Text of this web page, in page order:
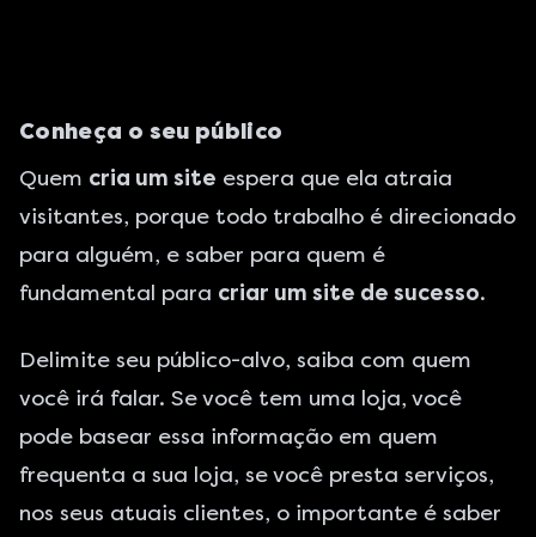
Conheça o seu público
Quem cria um site espera que ela atraia
visitantes, porque todo trabalho é direcionado
para alguém, e saber para quem é
fundamental para criar um site de sucesso.
Delimite seu público-alvo, saiba com quem
você irá falar. Se você tem uma loja, você
pode basear essa informação em quem
frequenta a sua loja, se você presta serviços,
nos seus atuais clientes, o importante é saber